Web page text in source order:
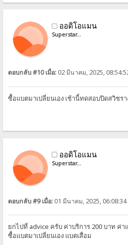
ออดิโอแมน
Superstar...
ตอบกลับ #10 เมื่อ: 02 มีนาคม, 2025,
ซื้อแบตมาเปลี่ยนเอง เช้านี้ทดสอบปิดสวิชร
ออดิโอแมน
Superstar...
ตอบกลับ #9 เมื่อ: 01 มีนาคม, 2025, 06:08:34
ยกไปที่ advice ครับ ค่าบริการ 200 บาท ค่า
ซื้อแบตมาเปลี่ยนเอง แบตเสื่อม